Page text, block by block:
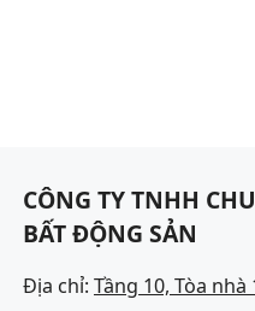
CÔNG TY TNHH
BẤT ĐỘNG SẢN
Địa chỉ: Tầng 10, Tòa nhà